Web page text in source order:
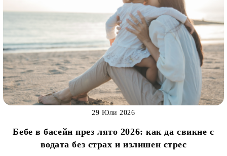
Бебе в басейн през лято 2026: как да свикне с
водата без страх и излишен стрес
29 Юли 2026